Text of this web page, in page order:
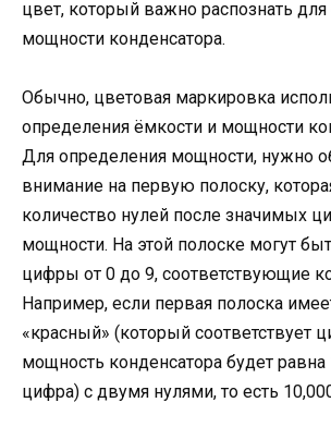
цвет, который важно распознать
мощности конденсатора.
Обычно, цветовая маркировка
определения ёмкости и мощности
Для определения мощности, нужно
внимание на первую полоску,
количество нулей после значимых
мощности. На этой полоске могут
цифры от 0 до 9, соответствующие
Например, если первая полоска
«красный» (который соответствует
мощность конденсатора будет равна
цифра) с двумя нулями, то есть